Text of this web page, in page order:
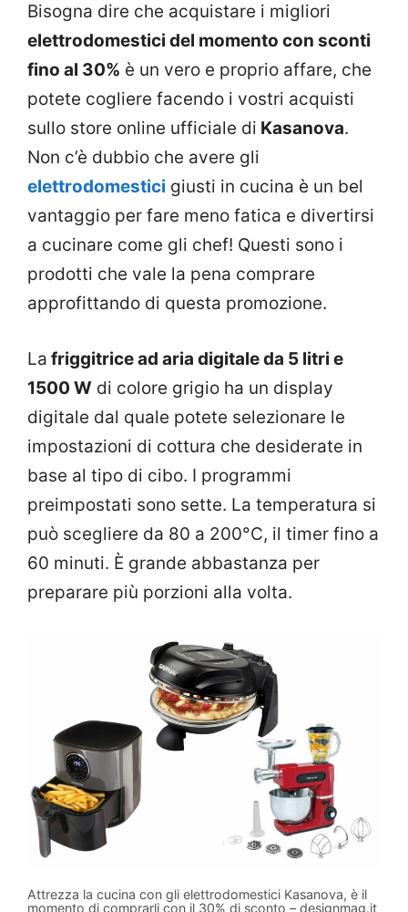
Bisogna dire che acquistare i migliori
elettrodomestici del momento con sconti
fino al 30% è un vero e proprio affare, che
potete cogliere facendo i vostri acquisti
sullo store online ufficiale di Kasanova.
Non c’è dubbio che avere gli
elettrodomestici giusti in cucina è un bel
vantaggio per fare meno fatica e divertirsi
a cucinare come gli chef! Questi sono i
prodotti che vale la pena comprare
approfittando di questa promozione.
La friggitrice ad aria digitale da 5 litri e
1500 W di colore grigio ha un display
digitale dal quale potete selezionare le
impostazioni di cottura che desiderate in
base al tipo di cibo. I programmi
preimpostati sono sette. La temperatura si
può scegliere da 80 a 200°C, il timer fino a
60 minuti. È grande abbastanza per
preparare più porzioni alla volta.
Attrezza la cucina con gli elettrodomestici Kasanova, è il
momento di comprarli con il 30% di sconto – designmag.it